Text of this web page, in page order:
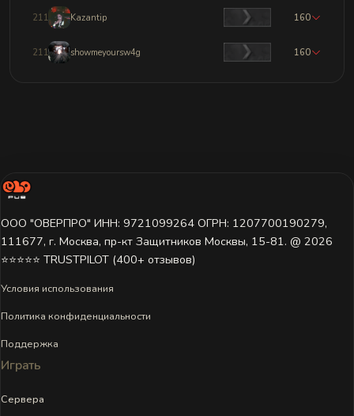
2114 Kazantip 160
2115 showmeyoursw4g 160
ООО "ОВЕРПРО" ИНН: 9721099264 ОГРН: 1207700190279,
111677, г. Москва, пр-кт Защитников Москвы, 15-81. @ 2026 ㅤ
⭐⭐⭐⭐⭐ TRUSTPILOT (400+ отзывов)
Условия использования
Политика конфиденциальности
Поддержка
Играть
Сервера